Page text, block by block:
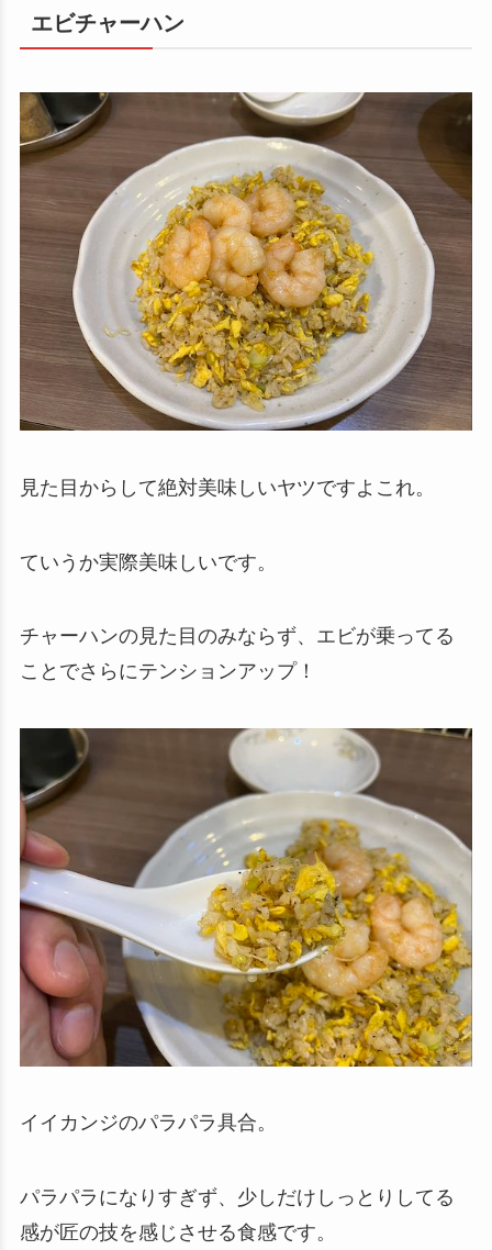
エビチャーハン
見た目からして絶対美味しいヤツですよこれ。
ていうか実際美味しいです。
チャーハンの見た目のみならず、エビが乗ってる
ことでさらにテンションアップ！
イイカンジのパラパラ具合。
パラパラになりすぎず、少しだけしっとりしてる
感が匠の技を感じさせる食感です。